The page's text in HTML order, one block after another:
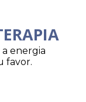
energia
favor.